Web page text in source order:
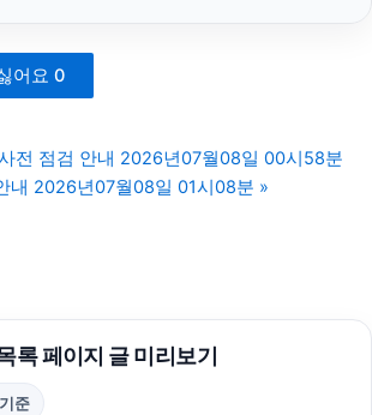
대구이혼전문변호사
수원흥신소
강동하수구막힘
어요 0
전 점검 안내 2026년07월08일 00시58분
내 2026년07월08일 01시08분 »
록 페이지 글 미리보기
준